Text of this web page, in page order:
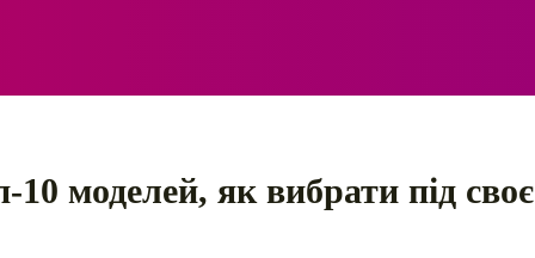
10 моделей, як вибрати під своє